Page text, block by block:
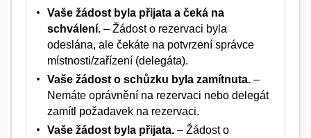
Vaše žádost byla přijata a čeká na
schválení. – Žádost o rezervaci byla
odeslána, ale čekáte na potvrzení správce
místnosti/zařízení (delegáta).
Vaše žádost o schůzku byla zamítnuta. –
Nemáte oprávnění na rezervaci nebo delegát
zamítl požadavek na rezervaci.
Vaše žádost byla přijata. – Žádost o